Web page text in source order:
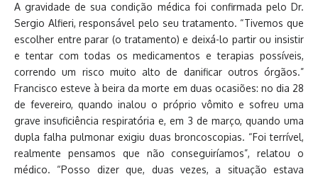
A gravidade de sua condição médica foi confirmada pelo Dr.
Sergio Alfieri, responsável pelo seu tratamento. “Tivemos que
escolher entre parar (o tratamento) e deixá-lo partir ou insistir
e tentar com todas os medicamentos e terapias possíveis,
correndo um risco muito alto de danificar outros órgãos.”
Francisco esteve à beira da morte em duas ocasiões: no dia 28
de fevereiro, quando inalou o próprio vômito e sofreu uma
grave insuficiência respiratória e, em 3 de março, quando uma
dupla falha pulmonar exigiu duas broncoscopias. “Foi terrível,
realmente pensamos que não conseguiríamos”, relatou o
médico. “Posso dizer que, duas vezes, a situação estava